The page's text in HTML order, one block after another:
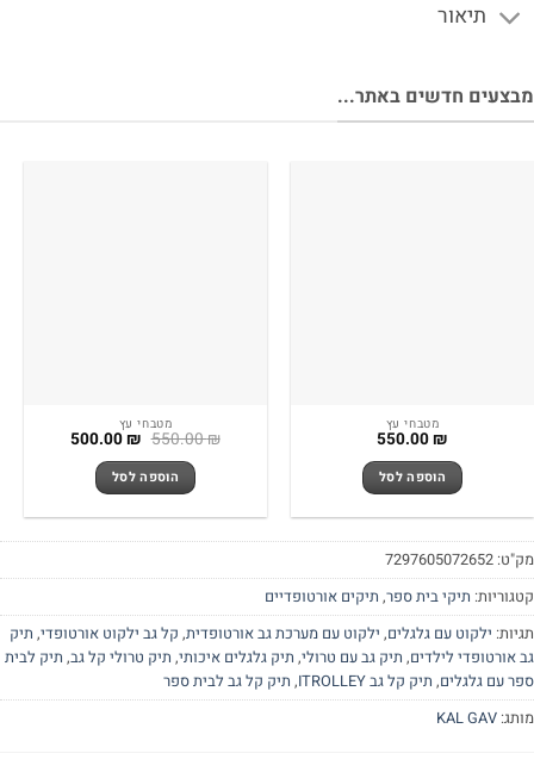
תיאור
חדשים באתר...
מטבחי עץ
550.00₪
הוספה לסל
מטבחי עץ
550.00₪ המחיר
היה:
550.00 ₪.
500.00₪ המחיר
הוספה לסל
7297605072652
תיקי בית ספר,תיקים אורטופדיים
ילקוט עם גלגלים,ילקוט עם מערכת גב אורטופדית,קל גב ילקוט אורטופדי,תיק
אורטופדי לילדים,תיק גב עם טרולי,תיק גלגלים איכותי,תיק טרולי קל גב,תיק לבית
עם גלגלים,תיק קל גב ITROLLEY ,תיק קל גב לבית ספר
KAL GAV